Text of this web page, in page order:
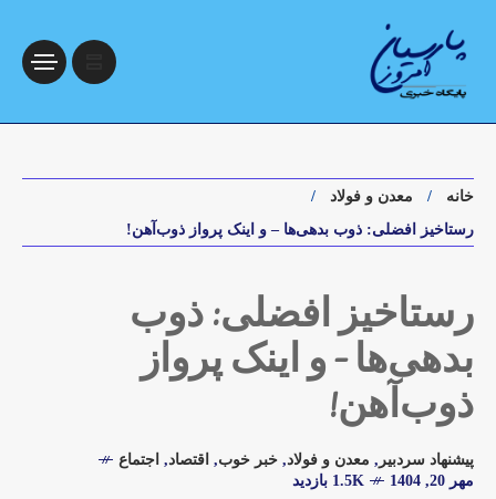
خانه
معدن و فولاد
رستاخیز افضلی: ذوب بدهی‌ها – و اینک پرواز ذوب‌آهن!
رستاخیز افضلی: ذوب
بدهی‌ها – و اینک پرواز
ذوب‌آهن!
پیشنهاد سردبیر , معدن و فولاد, خبر خوب, اقتصاد, اجتماع
مهر 20, 1404
1.5K بازدید